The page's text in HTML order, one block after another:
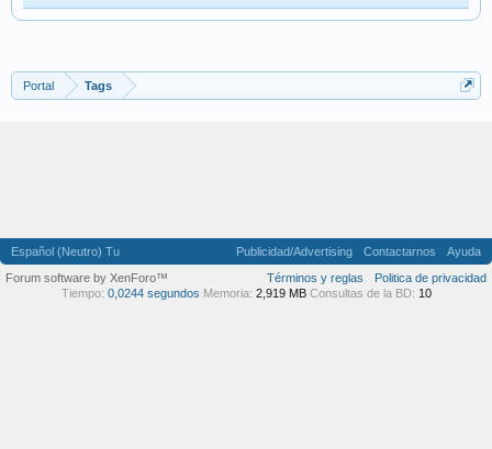
Portal Tags
Español (Neutro) Tu Publicidad/Advertising Contactarnos
Ayuda
Términos y reglas
Politica de privacidad
Forum software by XenForo™
Tiempo: 0,0244 segundos Memoria: 2,919 MB Consultas de la BD: 10